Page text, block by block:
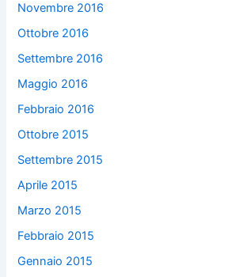
Novembre 2016
Ottobre 2016
Settembre 2016
Maggio 2016
Febbraio 2016
Ottobre 2015
Settembre 2015
Aprile 2015
Marzo 2015
Febbraio 2015
Gennaio 2015